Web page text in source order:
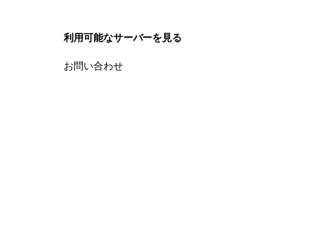
利用可能なサーバーを見る
お問い合わせ